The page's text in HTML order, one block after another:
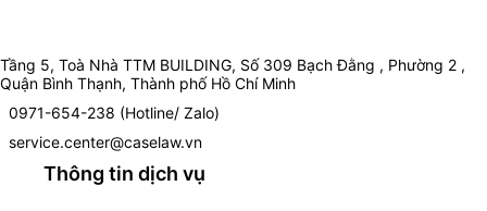
Tầng 5, Toà Nhà TTM BUILDING, Số 309 Bạch Đằng , Phường 2 ,
Quận Bình Thạnh, Thành phố Hồ Chí Minh
0971-654-238 (Hotline/ Zalo)
service.center@caselaw.vn
Thông tin dịch vụ